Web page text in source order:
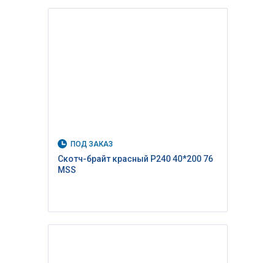
ПОД ЗАКАЗ
Скотч-брайт красный P240 40*200 76
MSS